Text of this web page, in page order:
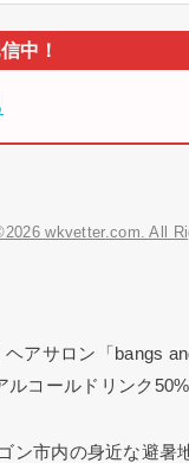
wkvetter.com. All
ヘアサロン「bangs
ルコールドリンク
ン市内の身近な避暑